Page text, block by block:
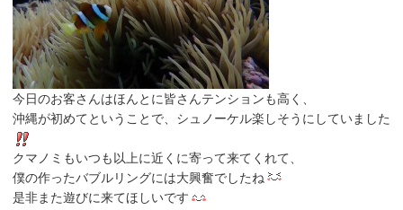
今日のお客さんはほんとに皆さんテンションも高く、
沖縄が初めてということで、シュノーケル楽しそうにしていました
クマノミもいつも以上に近くに寄って来てくれて、
僕の作ったバブルリングには大興奮でしたね
是非また遊びに来てほしいです